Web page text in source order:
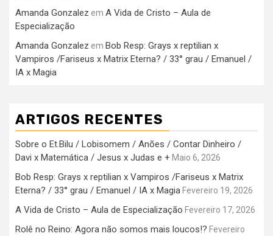
Amanda Gonzalez em A Vida de Cristo – Aula de
Especialização
Amanda Gonzalez em Bob Resp: Grays x reptilian x
Vampiros /Fariseus x Matrix Eterna? / 33° grau / Emanuel /
IA x Magia
ARTIGOS RECENTES
Sobre o Et.Bilu / Lobisomem / Anões / Contar Dinheiro /
Davi x Matemática / Jesus x Judas e + Maio 6, 2026
Bob Resp: Grays x reptilian x Vampiros /Fariseus x Matrix
Eterna? / 33° grau / Emanuel / IA x Magia Fevereiro 19, 2026
A Vida de Cristo – Aula de Especialização Fevereiro 17, 2026
Rolê no Reino: Agora não somos mais loucos!? Fevereiro